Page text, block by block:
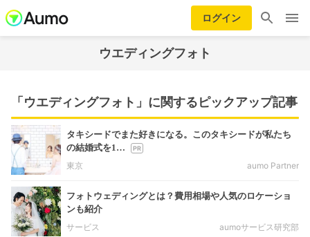
ログイン
ウエディングフォト
「ウエディングフォト」に関するピックアップ記事
タキシードでまた好きになる。このタキシードが私たち
の結婚式を1…
東京
aumo Partner
フォトウェディングとは？費用相場や人気のロケーショ
ンも紹介
サービス
aumoサービス研究部